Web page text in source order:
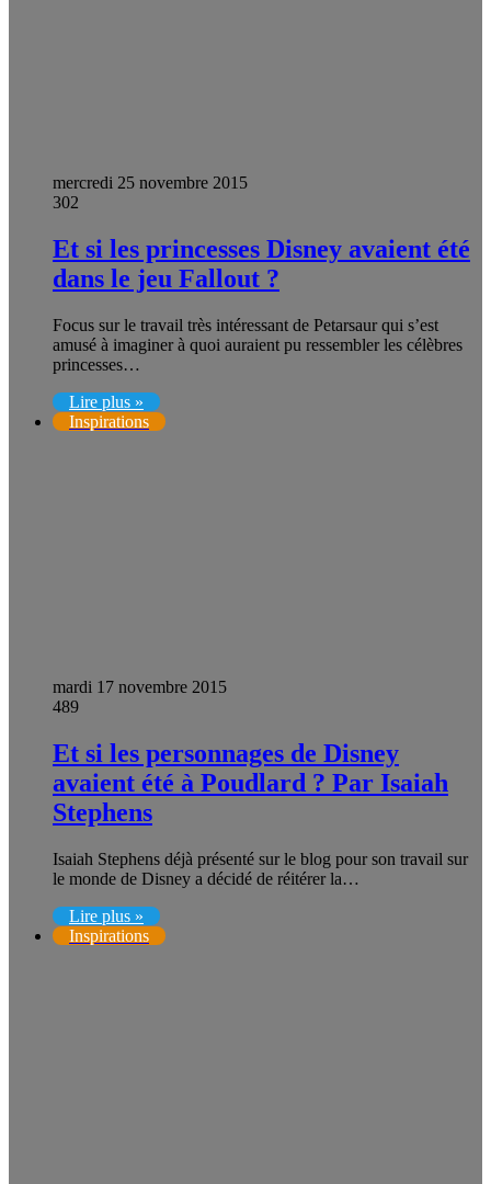
mercredi 25 novembre 2015
302
Et si les princesses Disney avaient été
dans le jeu Fallout ?
Focus sur le travail très intéressant de Petarsaur qui s’est
amusé à imaginer à quoi auraient pu ressembler les célèbres
princesses…
Lire plus »
Inspirations
mardi 17 novembre 2015
489
Et si les personnages de Disney
avaient été à Poudlard ? Par Isaiah
Stephens
Isaiah Stephens déjà présenté sur le blog pour son travail sur
le monde de Disney a décidé de réitérer la…
Lire plus »
Inspirations